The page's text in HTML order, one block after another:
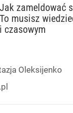
Jak zameldować
To musisz
i czasowym
Oleksijenko